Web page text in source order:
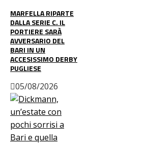
MARFELLA RIPARTE
DALLA SERIE C. IL
PORTIERE SARÀ
AVVERSARIO DEL
BARI IN UN
ACCESISSIMO DERBY
PUGLIESE
05/08/2026